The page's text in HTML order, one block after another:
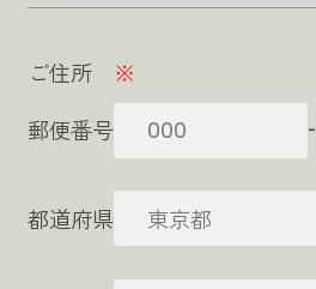
ご住所
※
郵便番号
-
都道府県